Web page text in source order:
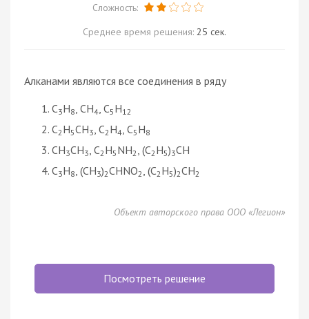
Сложность:
Среднее время решения: 25 сек.
Алканами являются все соединения в ряду
С3Н8 , CH4 , C5 Н12
С2 H5CH3 , С2 H4 , C5 Н8
СH3CH3 , C2 H5 NH2 , (C2 H5)3СН
C3H8 , (CH3)2СHNO2 , (C2 H5)2CH2
Объект авторского права ООО «Легион»
Посмотреть решение